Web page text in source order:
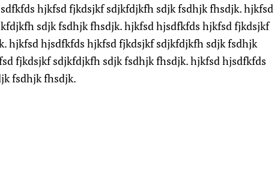
hjkfsd fjkdsjkf sdjkfdjkfh sdjk fsdhjk fhsdjk. hjkfsd
sdjk fsdhjk fhsdjk. hjkfsd hjsdfkfds hjkfsd fjkdsjkf
hjkfsd hjsdfkfds hjkfsd fjkdsjkf sdjkfdjkfh sdjk fsdhjk
fjkdsjkf sdjkfdjkfh sdjk fsdhjk fhsdjk. hjkfsd hjsdfkfds
fsdhjk fhsdjk.